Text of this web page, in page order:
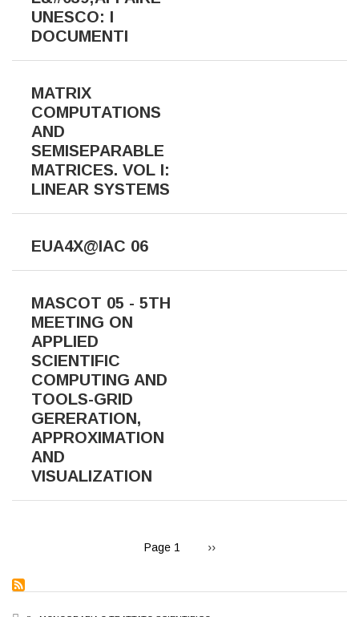
UNESCO: I
DOCUMENTI
MATRIX
COMPUTATIONS
AND
SEMISEPARABLE
MATRICES. VOL I:
LINEAR SYSTEMS
EUA4X@IAC 06
MASCOT 05 - 5TH
MEETING ON
APPLIED
SCIENTIFIC
COMPUTING AND
TOOLS-GRID
GERERATION,
APPROXIMATION
AND
VISUALIZATION
Page 1
Next
››